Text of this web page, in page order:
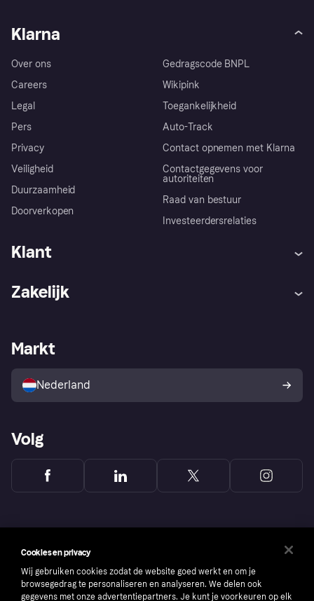
Klarna
Over ons
Careers
Legal
Pers
Privacy
Veiligheid
Duurzaamheid
Doorverkopen
Gedragscode BNPL
Wikipink
Toegankelijkheid
Auto-Track
Contact opnemen met Klarna
Contactgegevens voor
autoriteiten
Raad van bestuur
Investeerdersrelaties
Klant
Winkeloverzicht
Kopersbescherming voor
consumenten
Zakelijk
Zakelijke login
Markt
Nederland
Volg
Cookies en privacy
Wij gebruiken cookies zodat de website goed werkt en om je
browsegedrag te personaliseren en analyseren. We delen ook
gegevens met onze advertentiepartners. Je kunt je voorkeuren op elk